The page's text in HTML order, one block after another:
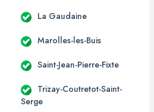
La Gaudaine
Marolles-les-Buis
Saint-Jean-Pierre-Fixte
Trizay-Coutretot-Saint-
Serge